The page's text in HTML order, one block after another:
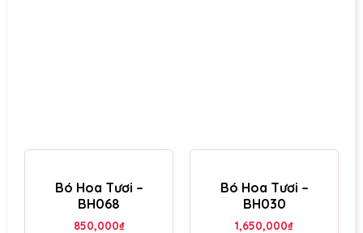
Bó Hoa Tươi –
BH068
850,000₫
Bó Hoa Tươi –
BH030
1,650,000₫